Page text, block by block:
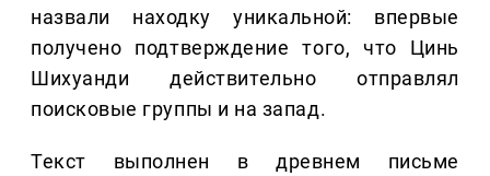
назвали находку уникальной: впервые
получено подтверждение того, что Цинь
Шихуанди действительно отправлял
поисковые группы и на запад.
Текст выполнен в древнем письме